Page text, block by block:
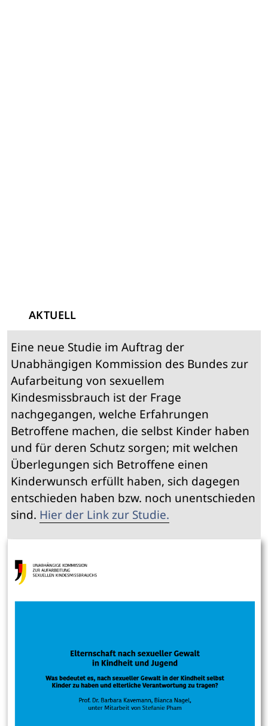
AKTUELL
Eine neue Studie im Auftrag der
Unabhängigen Kommission des Bundes zur
Aufarbeitung von sexuellem
Kindesmissbrauch ist der Frage
nachgegangen, welche Erfahrungen
Betroffene machen, die selbst Kinder haben
und für deren Schutz sorgen; mit welchen
Überlegungen sich Betroffene einen
Kinderwunsch erfüllt haben, sich dagegen
entschieden haben bzw. noch unentschieden
sind. Hier der Link zur Studie.